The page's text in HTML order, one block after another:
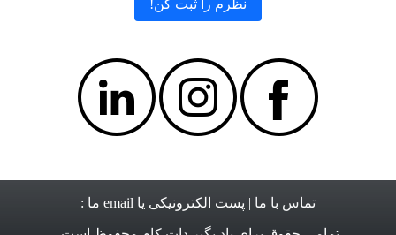
تماس با ما | پست الکترونیکی یا email ما :